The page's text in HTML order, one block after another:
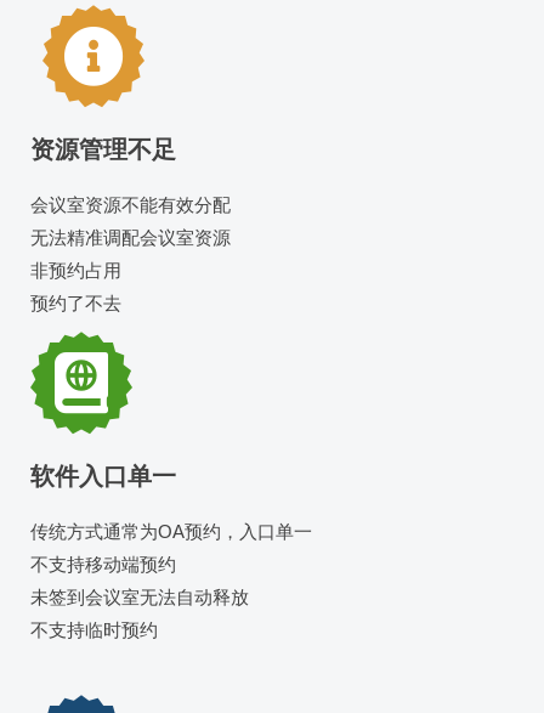
资源管理不足
会议室资源不能有效分配
无法精准调配会议室资源
非预约占用
预约了不去
软件入口单一
传统方式通常为OA预约，入口单一
不支持移动端预约
未签到会议室无法自动释放
不支持临时预约